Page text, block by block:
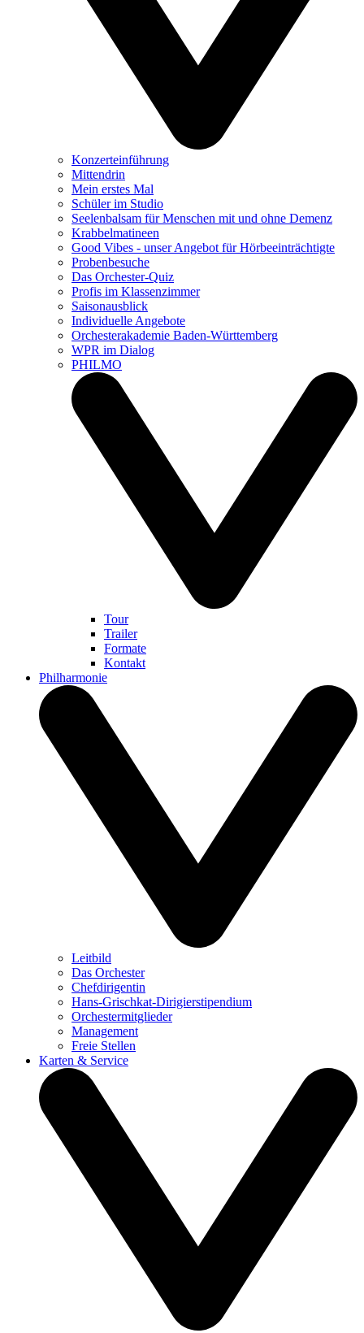
Konzerteinführung
Mittendrin
Mein erstes Mal
Schüler im Studio
Seelenbalsam für Menschen mit und ohne Demenz
Krabbelmatineen
Good Vibes - unser Angebot für Hörbeeinträchtigte
Probenbesuche
Das Orchester-Quiz
Profis im Klassenzimmer
Saisonausblick
Individuelle Angebote
Orchesterakademie Baden-Württemberg
WPR im Dialog
PHILMO
Tour
Trailer
Formate
Kontakt
Philharmonie
Leitbild
Das Orchester
Chefdirigentin
Hans-Grischkat-Dirigierstipendium
Orchestermitglieder
Management
Freie Stellen
Karten & Service